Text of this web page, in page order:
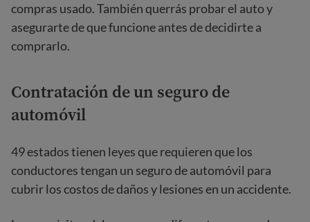
compras usado. También querrás probar el auto y
asegurarte de que funcione antes de decidirte a
comprarlo.
Contratación de un seguro de
automóvil
49 estados tienen leyes que requieren que los
conductores tengan un seguro de automóvil para
cubrir los costos de daños y lesiones en un accidente.